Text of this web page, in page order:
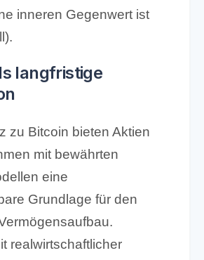
inneren Gegenwert ist
langfristige
zu Bitcoin bieten Aktien
mit bewährten
eine
Grundlage für den
realwirtschaftlicher